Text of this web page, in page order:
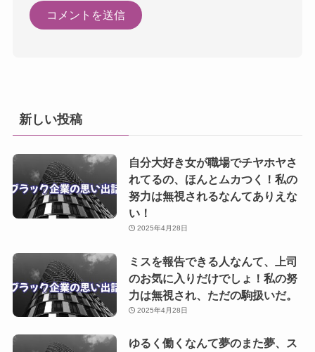
新しい投稿
自分大好き女が職場でチヤホヤさ
れてるの、ほんとムカつく！私の
努力は無視されるなんてありえな
い！
2025年4月28日
ミスを報告できる人なんて、上司
のお気に入りだけでしょ！私の努
力は無視され、ただの駒扱いだ。
2025年4月28日
ゆるく働くなんて夢のまた夢、ス